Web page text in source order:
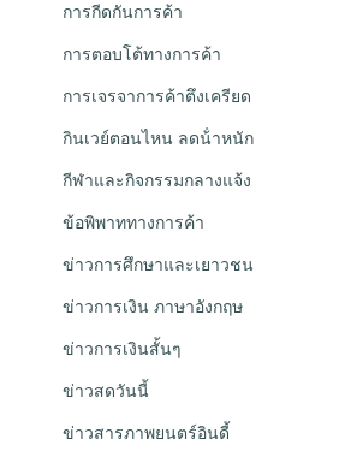
การกีดกันการค้า
การตอบโต้ทางการค้า
การเจรจาการค้าตึงเครียด
กินเวย์ตอนไหน ลดน้ําหนัก
กีฬาและกิจกรรมกลางแจ้ง
ข้อพิพาททางการค้า
ข่าวการศึกษาและเยาวชน
ข่าวการเงิน ภาษาอังกฤษ
ข่าวการเงินสั้นๆ
ข่าวสดวันนี้
ข่าวสารภาพยนตร์อินดี้